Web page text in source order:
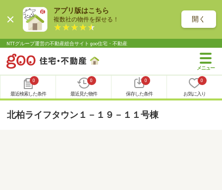
アプリ版はこちら
複数社の物件を探せる！ 開く
NTTグループ運営の不動産総合サイト goo住宅・不動産
0
最近検索した条件
0
最近見た物件
0
保存した条件
0
お気に入り
北柏ライフタウン１－１９－１１号棟